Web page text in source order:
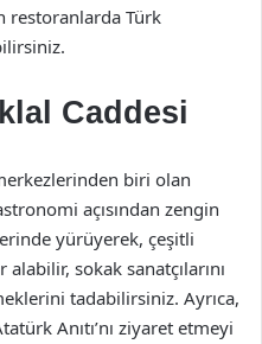
restoranlarda Türk
Caddesi
biri olan
açısından zengin
yürüyerek, çeşitli
sokak sanatçılarını
tadabilirsiniz. Ayrıca,
Anıtı’nı ziyaret etmeyi